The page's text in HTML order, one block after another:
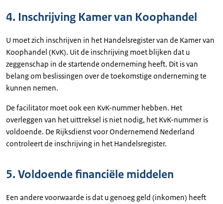
4. Inschrijving Kamer van Koophandel
U moet zich inschrijven in het Handelsregister van de Kamer van
Koophandel (KvK). Uit de inschrijving moet blijken dat u
zeggenschap in de startende onderneming heeft. Dit is van
belang om beslissingen over de toekomstige onderneming te
kunnen nemen.
De facilitator moet ook een KvK-nummer hebben. Het
overleggen van het uittreksel is niet nodig, het KvK-nummer is
voldoende. De Rijksdienst voor Ondernemend Nederland
controleert de inschrijving in het Handelsregister.
5. Voldoende financiële middelen
Een andere voorwaarde is dat u genoeg geld (inkomen) heeft